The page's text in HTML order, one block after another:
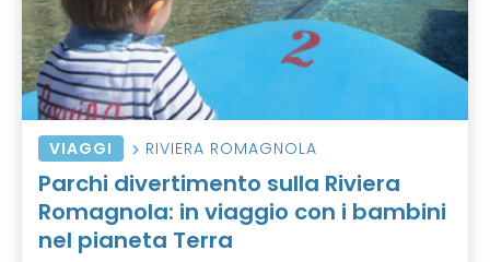
VIAGGI RIVIERA ROMAGNOLA
Parchi divertimento sulla Riviera
Romagnola: in viaggio con i bambini
nel pianeta Terra